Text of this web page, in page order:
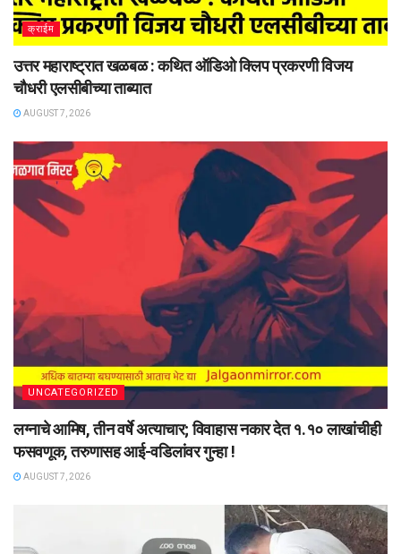
क्राईम
उत्तर महाराष्ट्रात खळबळ : कथित ऑडिओ क्लिप प्रकरणी विजय
चौधरी एलसीबीच्या ताब्यात
AUGUST 7, 2026
UNCATEGORIZED
लग्नाचे आमिष, तीन वर्षे अत्याचार; विवाहास नकार देत १.१० लाखांचीही
फसवणूक, तरुणासह आई-वडिलांवर गुन्हा !
AUGUST 7, 2026